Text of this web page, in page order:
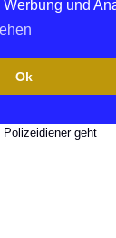
und
Ok
geht